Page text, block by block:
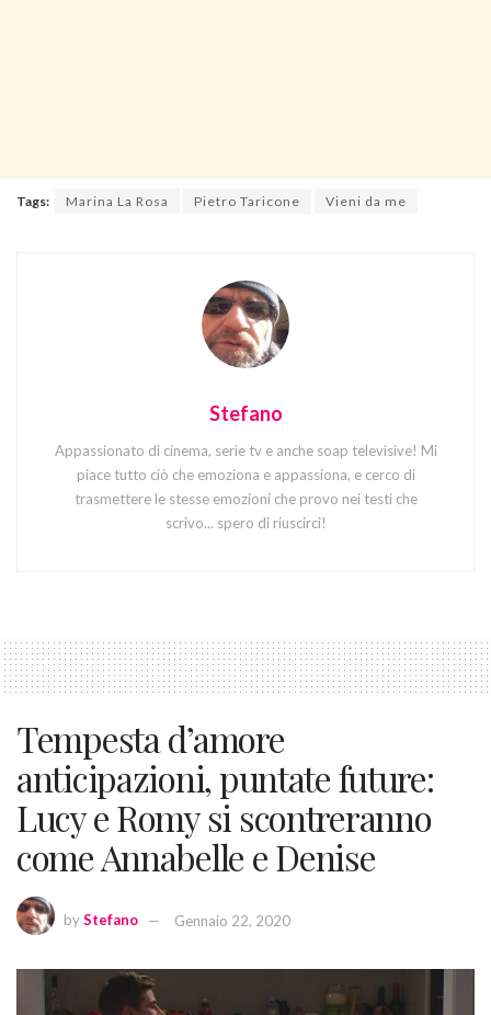
Tags: Marina La Rosa Pietro Taricone Vieni da me
Stefano
Appassionato di cinema, serie tv e anche soap televisive! Mi
piace tutto ciò che emoziona e appassiona, e cerco di
trasmettere le stesse emozioni che provo nei testi che
scrivo... spero di riuscirci!
Tempesta d’amore
anticipazioni, puntate future:
Lucy e Romy si scontreranno
come Annabelle e Denise
byStefano Gennaio 22, 2020